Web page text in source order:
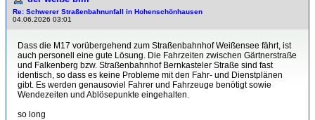
Re: Schwerer Straßenbahnunfall in Hohenschönhausen
04.06.2026 03:01
Dass die M17 vorübergehend zum Straßenbahnhof Weißensee fährt, ist
auch personell eine gute Lösung. Die Fahrzeiten zwischen Gärtnerstraße
und Falkenberg bzw. Straßenbahnhof Bernkasteler Straße sind fast
identisch, so dass es keine Probleme mit den Fahr- und Dienstplänen
gibt. Es werden genausoviel Fahrer und Fahrzeuge benötigt sowie
Wendezeiten und Ablösepunkte eingehalten.
so long